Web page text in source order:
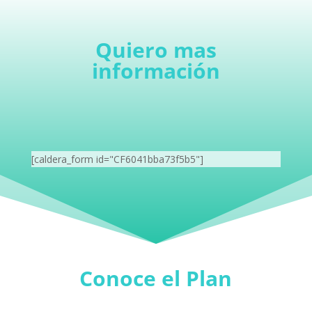
Quiero mas
información
[caldera_form id="CF6041bba73f5b5"]
Conoce el Plan